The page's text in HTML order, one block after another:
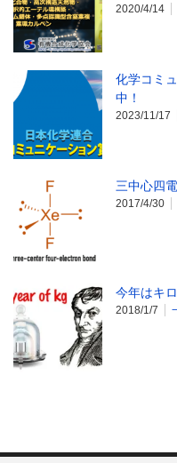
2020/4/14
化学コミ
中！
2023/11/17
三中心四
2017/4/30
今年はキ
2018/1/7